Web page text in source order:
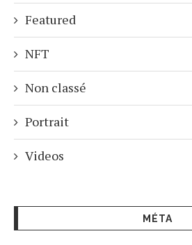
Featured
NFT
Non classé
Portrait
Videos
MÉTA